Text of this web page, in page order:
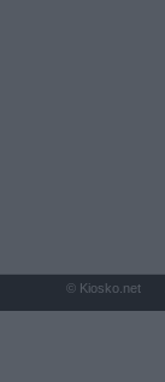
© Kiosko.net